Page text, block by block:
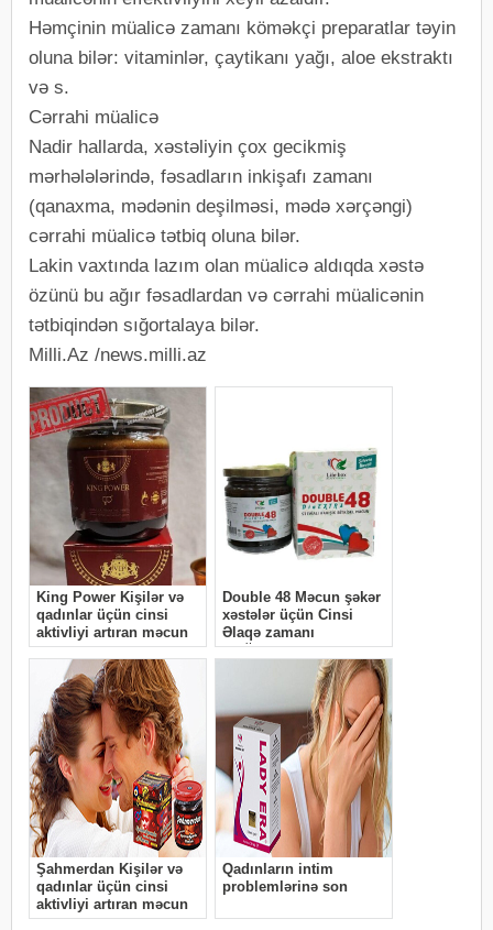
Həmçinin müalicə zamanı köməkçi preparatlar təyin
oluna bilər: vitaminlər, çaytikanı yağı, aloe ekstraktı
və s.
Cərrahi müalicə
Nadir hallarda, xəstəliyin çox gecikmiş
mərhələlərində, fəsadların inkişafı zamanı
(qanaxma, mədənin deşilməsi, mədə xərçəngi)
cərrahi müalicə tətbiq oluna bilər.
Lakin vaxtında lazım olan müalicə aldıqda xəstə
özünü bu ağır fəsadlardan və cərrahi müalicənin
tətbiqindən sığortalaya bilər.
Milli.Az /news.milli.az